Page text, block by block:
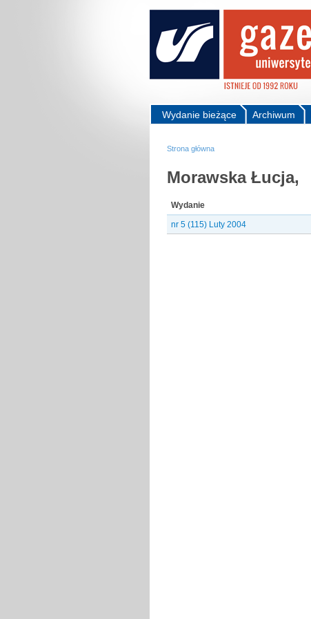
Archiwum
Wydanie bieżące
Strona główna
Morawska Łucja,
Wydanie
nr 5 (115) Luty 2004